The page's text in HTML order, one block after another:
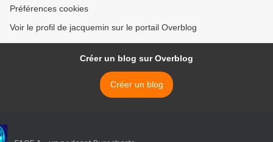
Préférences cookies
Voir le profil de jacquemin sur le portail Overblog
Créer un blog sur Overblog
Créer un blog